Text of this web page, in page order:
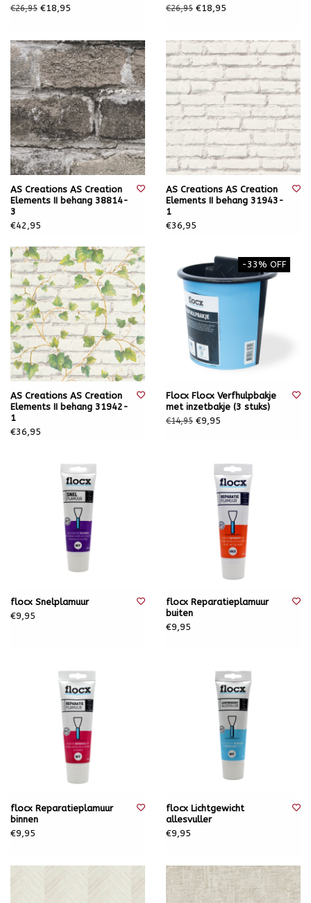
€26,95 €18,95 €26,95 €18,95
AS Creations AS Creation
Elements II behang 38814-
3
€42,95
AS Creations AS Creation
Elements II behang 31943-
1
€36,95
AS Creations AS Creation
Elements II behang 31942-
1
€36,95
-33% OFF
Flocx Flocx Verfhulpbakje
met inzetbakje (3 stuks)
€14,95 €9,95
flocx Snelplamuur
€9,95
flocx Reparatieplamuur
buiten
€9,95
flocx Reparatieplamuur
binnen
€9,95
flocx Lichtgewicht
allesvuller
€9,95